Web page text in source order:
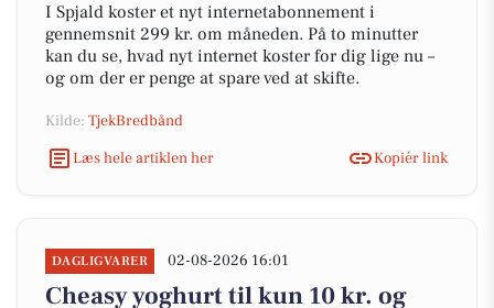
I Spjald koster et nyt internetabonnement i
gennemsnit 299 kr. om måneden. På to minutter
kan du se, hvad nyt internet koster for dig lige nu –
og om der er penge at spare ved at skifte.
Kilde: TjekBredbånd
Læs hele artiklen her
Kopiér link
DAGLIGVARER 02-08-2026 16:01
Cheasy yoghurt til kun 10 kr. og